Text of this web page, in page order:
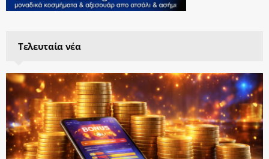
Τελευταία νέα